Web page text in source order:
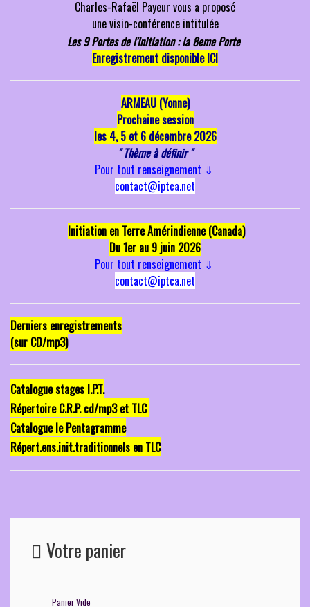
Charles-Rafaël Payeur vous a proposé
unevisio-conférence intitulée
Les 9 Portes de l'Initiation : la 8eme Porte
Enregistrement disponible ICI
ARMEAU (Yonne)
Prochaine session
les 4, 5 et 6 décembre 2026
" Thème à définir "
Pour tout renseignement ⇓
contact@iptca.net
Initiation en Terre Amérindienne (Canada)
Du 1er au 9 juin 2026
Pour tout renseignement ⇓
contact@iptca.net
Derniers enregistrements
(sur CD/mp3)
Catalogue stages I.P.T.
Répertoire C.R.P. cd/mp3 et TLC
Catalogue le Pentagramme
Répert.ens.init.traditionnels en TLC
Votre panier
Panier Vide